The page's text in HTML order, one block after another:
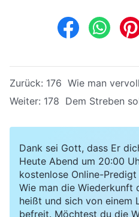
Zurück: 176 Wie man
Weiter: 178 Dem Streben
Dank sei Gott, dass Er
Heute Abend um 20:00
kostenlose Online-
Wie man die Wiederkunft
heißt und sich von einem
befreit. Möchtest du die